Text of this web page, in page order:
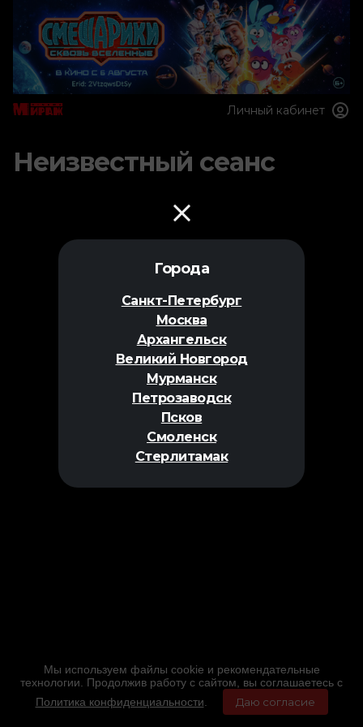
Города
Санкт-Петербург
Москва
Архангельск
Великий Новгород
Мурманск
Петрозаводск
Псков
Смоленск
Стерлитамак
Личный кабинет
Неизвестный сеанс
Мы используем файлы cookie и рекомендательные
технологии. Продолжив работу с сайтом, вы соглашаетесь с
Политика конфиденциальности
Даю согласие